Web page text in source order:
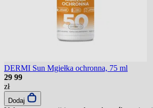
DERMI Sun Mgiełka ochronna, 75 ml
29 99
zł
Dodaj